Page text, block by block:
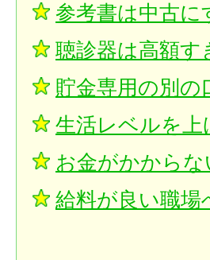
参考書は中古に
聴診器は高額
貯金専用の別の
生活レベルを上
お金がかから
給料が良い職場